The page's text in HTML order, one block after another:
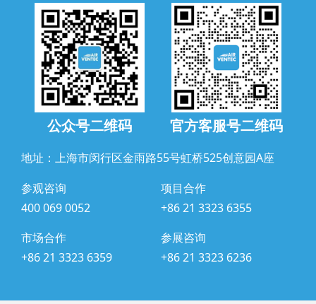
公众号二维码 官方客服号二维码
地址：上海市闵行区金雨路55号虹桥525创意园A座
参观咨询
400 069 0052
项目合作
+86 21 3323 6355
市场合作
+86 21 3323 6359
参展咨询
+86 21 3323 6236